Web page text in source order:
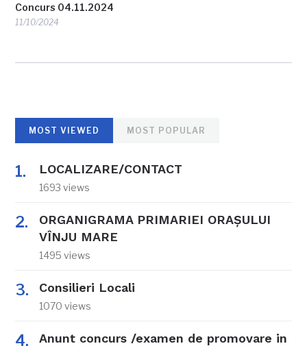
Concurs 04.11.2024
11/10/2024
MOST VIEWED MOST POPULAR
LOCALIZARE/CONTACT
1693 views
ORGANIGRAMA PRIMARIEI ORAŞULUI
VÎNJU MARE
1495 views
Consilieri Locali
1070 views
Anunt concurs /examen de promovare in